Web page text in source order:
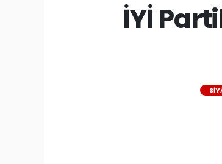
İYİ